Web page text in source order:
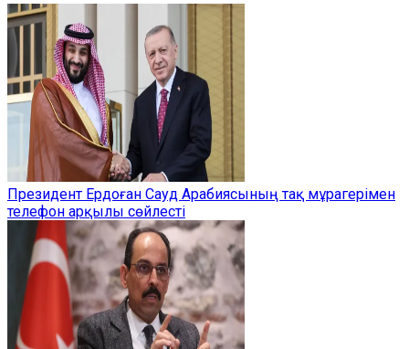
Президент Ердоған Сауд Арабиясының тақ мұрагерімен
телефон арқылы сөйлесті